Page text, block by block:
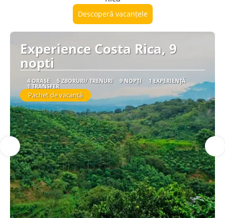
Descoperă vacanțele
Experience Costa Rica, 9
nopti
4 ORAȘE 5 ZBORURI/ TRENURI 9 NOPȚI 1 EXPERIENȚĂ
1 TRANSFER
Pachet de vacanță